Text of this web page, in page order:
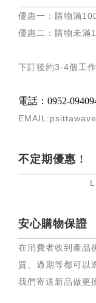
優惠一：購物滿
優惠二：購物未滿
下訂後約3-4個工
電話：0952-
不定期優惠 !
安心購物保證
在消費者收到產品
質、過期等都可以
我們寄送新品做更